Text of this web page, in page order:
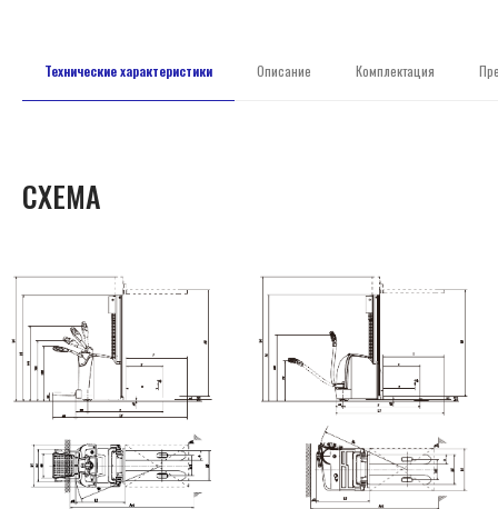
Технические характеристики Описание Комплектация
СХЕМА